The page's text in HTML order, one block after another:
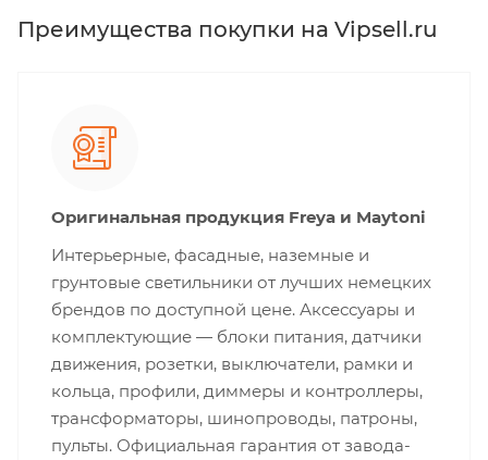
Преимущества покупки на Vipsell.ru
Оригинальная продукция Freya и Maytoni
Интерьерные, фасадные, наземные и
грунтовые светильники от лучших немецких
брендов по доступной цене. Аксессуары и
комплектующие — блоки питания, датчики
движения, розетки, выключатели, рамки и
кольца, профили, диммеры и контроллеры,
трансформаторы, шинопроводы, патроны,
пульты. Официальная гарантия от завода-